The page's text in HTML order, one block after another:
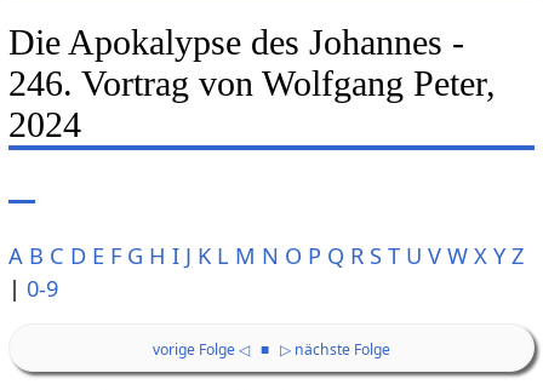
Die Apokalypse des Johannes -
246. Vortrag von Wolfgang Peter,
2024
A B C D E F G H I J K L M N O P Q R S T U V W X Y Z
| 0-9
vorige Folge ◁ ■ ▷ nächste Folge